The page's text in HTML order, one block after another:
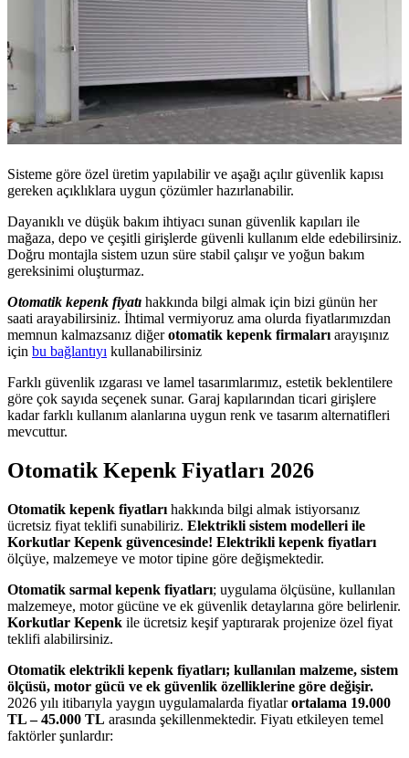
Sisteme göre özel üretim yapılabilir ve aşağı açılır güvenlik kapısı
gereken açıklıklara uygun çözümler hazırlanabilir.
Dayanıklı ve düşük bakım ihtiyacı sunan güvenlik kapıları ile
mağaza, depo ve çeşitli girişlerde güvenli kullanım elde edebilirsiniz.
Doğru montajla sistem uzun süre stabil çalışır ve yoğun bakım
gereksinimi oluşturmaz.
Otomatik kepenk fiyatı hakkında bilgi almak için bizi günün her
saati arayabilirsiniz. İhtimal vermiyoruz ama olurda fiyatlarımızdan
memnun kalmazsanız diğerotomatik kepenk firmaları arayışınız
için bu bağlantıyı kullanabilirsiniz
Farklı güvenlik ızgarası ve lamel tasarımlarımız, estetik beklentilere
göre çok sayıda seçenek sunar. Garaj kapılarından ticari girişlere
kadar farklı kullanım alanlarına uygun renk ve tasarım alternatifleri
mevcuttur.
Otomatik Kepenk Fiyatları 2026
Otomatik kepenk fiyatları hakkında bilgi almak istiyorsanız
ücretsiz fiyat teklifi sunabiliriz. Elektrikli sistem modelleri ile
Korkutlar Kepenk güvencesinde! Elektrikli kepenk fiyatları
ölçüye, malzemeye ve motor tipine göre değişmektedir.
Otomatik sarmal kepenk fiyatları; uygulama ölçüsüne, kullanılan
malzemeye, motor gücüne ve ek güvenlik detaylarına göre belirlenir.
Korkutlar Kepenk ile ücretsiz keşif yaptırarak projenize özel fiyat
teklifi alabilirsiniz.
Otomatik elektrikli kepenk fiyatları; kullanılan malzeme, sistem
ölçüsü, motor gücü ve ek güvenlik özelliklerine göre değişir.
2026 yılı itibarıyla yaygın uygulamalarda fiyatlarortalama 19.000
TL – 45.000 TL arasında şekillenmektedir. Fiyatı etkileyen temel
faktörler şunlardır: